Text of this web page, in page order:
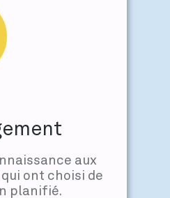
aux
ont choisi de
planifié.